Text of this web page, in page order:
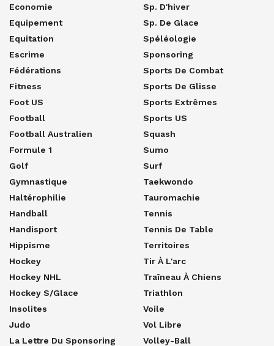
Economie
Equipement
Equitation
Escrime
Fédérations
Fitness
Foot US
Football
Football Australien
Formule 1
Golf
Gymnastique
Haltérophilie
Handball
Handisport
Hippisme
Hockey
Hockey NHL
Hockey S/glace
Insolites
Judo
La Lettre Du Sponsoring
Sp. D'hiver
Sp. De Glace
Spéléologie
Sponsoring
Sports De Combat
Sports De Glisse
Sports Extrêmes
Sports US
Squash
Sumo
Surf
Taekwondo
Tauromachie
Tennis
Tennis De Table
Territoires
Tir À L'arc
Traîneau À Chiens
Triathlon
Voile
Vol Libre
Volley-Ball